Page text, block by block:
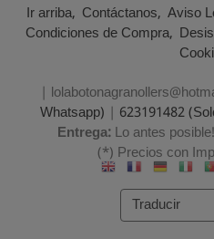
Ir arriba Contáctanos Aviso
Condiciones de Compra
|
Whatsapp) | 623191482
Entrega:Lo antes
(*) Precios con